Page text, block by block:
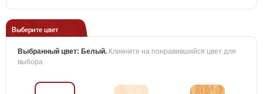
Выберите цвет
Выбранный цвет: Белый. Кликните на понравившийся цвет для
выбора